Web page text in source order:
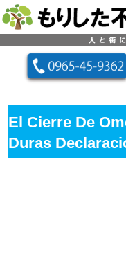
El Cierre De
Duras
Por La Falta De